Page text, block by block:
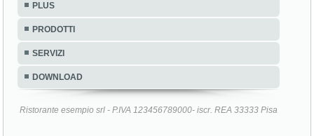
PLUS
PRODOTTI
SERVIZI
DOWNLOAD
Ristorante esempio srl - P.IVA 123456789000- iscr. REA 33333 Pisa